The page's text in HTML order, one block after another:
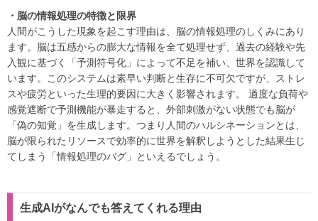
・脳の情報処理の特徴と限界
人間がこうした現象を起こす理由は、脳の情報処理のしくみにあり
ます。脳は五感からの膨大な情報を全て処理せず、過去の経験や先
入観に基づく「予測符号化」によって不足を補い、世界を認識して
います。このシステムは素早い判断と生存に不可欠ですが、ストレ
スや疲労といった生理的要因に大きく影響されます。 過度な負荷や
感覚遮断で予測機能が暴走すると、外部刺激がない状態でも脳が
「偽の知覚」を生成します。つまり人間のハルシネーションとは、
脳が限られたリソースで効率的に世界を解釈しようとした結果生じ
てしまう「情報処理のバグ」といえるでしょう。
生成AIがなんでも答えてくれる理由